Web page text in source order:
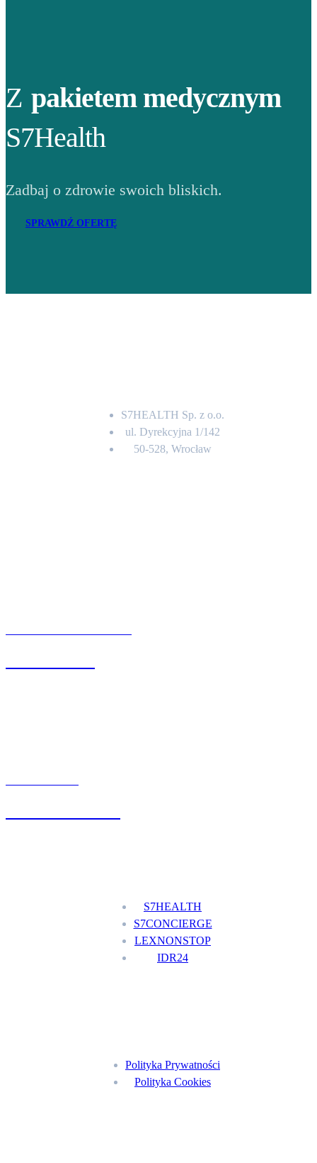
Z pakietem medycznym
S7Health
Zadbaj o zdrowie swoich bliskich.
SPRAWDŹ OFERTĘ
S7HEALTH Sp. z o.o.
ul. Dyrekcyjna 1/142
50-528, Wrocław
S7HEALTH
S7CONCIERGE
LEXNONSTOP
IDR24
Polityka Prywatności
Polityka Cookies